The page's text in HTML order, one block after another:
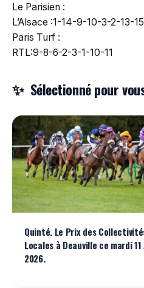
Le Parisien :
L’Alsace :1-14-9-10-3-2-13-15
Paris Turf :
RTL:9-8-6-2-3-1-10-11
Sélectionné pour
Quinté. Le Prix des
Locales à Deauville ce mardi
2026.